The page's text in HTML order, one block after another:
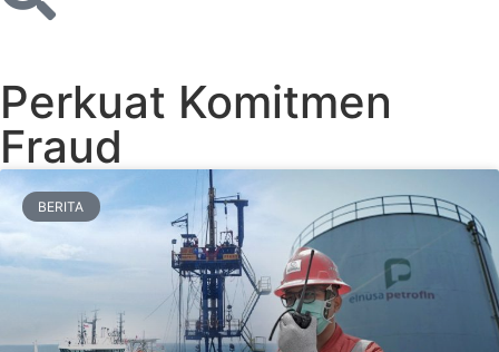
Perkuat Komitmen
Fraud
BERITA